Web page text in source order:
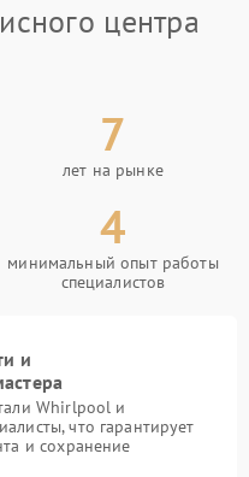
центра
7
лет на рынке
4
минимальный опыт работы
специалистов
и
Whirlpool и
что гарантирует
и сохранение